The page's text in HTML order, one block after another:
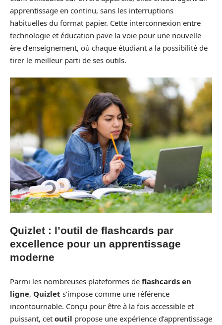
apprentissage en continu, sans les interruptions
habituelles du format papier. Cette interconnexion entre
technologie et éducation pave la voie pour une nouvelle
ère d’enseignement, où chaque étudiant a la possibilité de
tirer le meilleur parti de ses outils.
Quizlet : l’outil de flashcards par
excellence pour un apprentissage
moderne
Parmi les nombreuses plateformes de flashcards en
ligne, Quizlet s’impose comme une référence
incontournable. Conçu pour être à la fois accessible et
puissant, cet outil propose une expérience d’apprentissage